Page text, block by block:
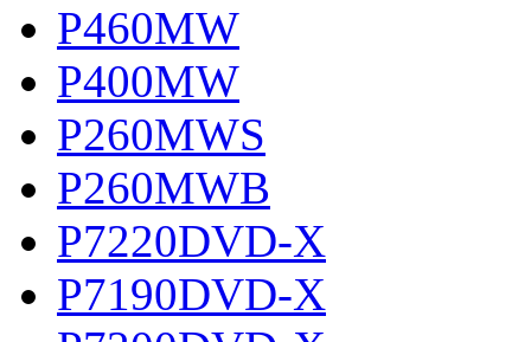
P460MW
P400MW
P260MWS
P260MWB
P7220DVD-X
P7190DVD-X